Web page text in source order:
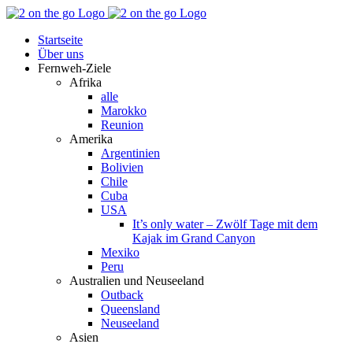
Zum
springen
Facebook
YouTube
Instagram
Pinterest
Rss
Startseite
Über uns
Fernweh-Ziele
Afrika
alle
Marokko
Reunion
Amerika
Argentinien
Bolivien
Chile
Cuba
USA
It’s only water – Zwölf Tage mit dem
Kajak im Grand Canyon
Mexiko
Peru
Australien und Neuseeland
Outback
Queensland
Neuseeland
Asien